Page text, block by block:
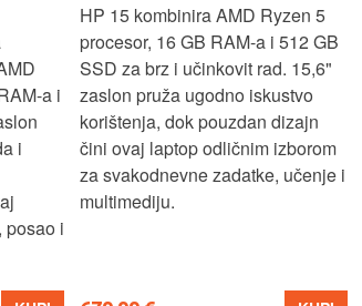
a i
i
posao i
HP 15 kombinira AMD Ryzen 5
procesor, 16 GB RAM-a i 512 GB
SSD za brz i učinkovit rad. 15,6"
zaslon pruža ugodno iskustvo
korištenja, dok pouzdan dizajn
čini ovaj laptop odličnim izborom
za svakodnevne zadatke, učenje i
multimediju.